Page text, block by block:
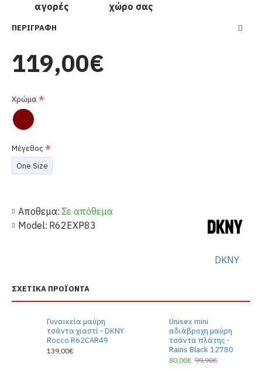
αγορές
χώρο σας
ΠΕΡΙΓΡΑΦΉ
Αποθεμα: Σε απόθεμα
Model: R62EXP83
DKNY
119,00€
Χρώμα
Μέγεθος
One Size
ΣΧΕΤΙΚΆ ΠΡΟΪΌΝΤΑ
Γυναικεία μαύρη
τσάντα χιαστί - DKNY
Rocco R62CAR49
139,00€
Unisex mini
αδιάβροχη μαύρη
τσάντα πλάτης -
Rains Black 12780
80,00€ 99,90€